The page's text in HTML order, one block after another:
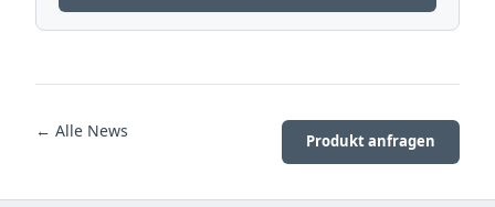
← Alle News Produkt anfragen